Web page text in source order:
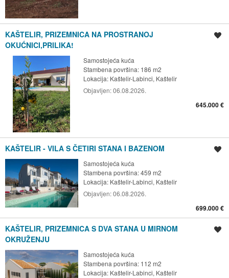
KAŠTELIR, PRIZEMNICA NA PROSTRANOJ
OKUĆNICI,PRILIKA!
Samostojeća kuća
Stambena površina: 186 m2
Lokacija: Kaštelir-Labinci, Kaštelir
Objavljen:06.08.2026.
645.000 €
KAŠTELIR - VILA S ČETIRI STANA I BAZENOM
Samostojeća kuća
Stambena površina: 459 m2
Lokacija: Kaštelir-Labinci, Kaštelir
Objavljen:06.08.2026.
699.000 €
KAŠTELIR, PRIZEMNICA S DVA STANA U MIRNOM
OKRUŽENJU
Samostojeća kuća
Stambena površina: 112 m2
Lokacija: Kaštelir-Labinci, Kaštelir